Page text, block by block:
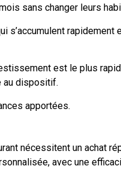
sans changer leurs
s’accumulent rapidement
est le plus
au dispositif.
apportées.
nécessitent un achat
avec une